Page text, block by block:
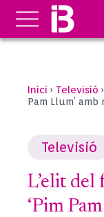
Inici › Televisió ›
Pam Llum’ amb
Televisió
L’elit
‘Pim